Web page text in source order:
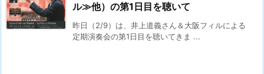
ル≫他）の第1日目を聴いて
昨日（2/9）は、井上道義さん＆大阪フィルによる
定期演奏会の第1日目を聴いてきま ...